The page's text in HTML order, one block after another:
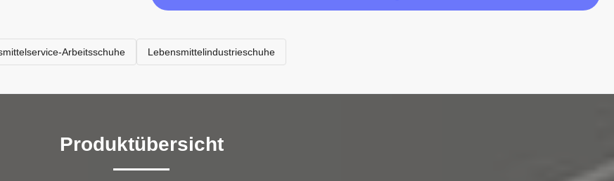
Arbeitsschuhe Lebensmittelindustrieschuhe
Produktübersicht